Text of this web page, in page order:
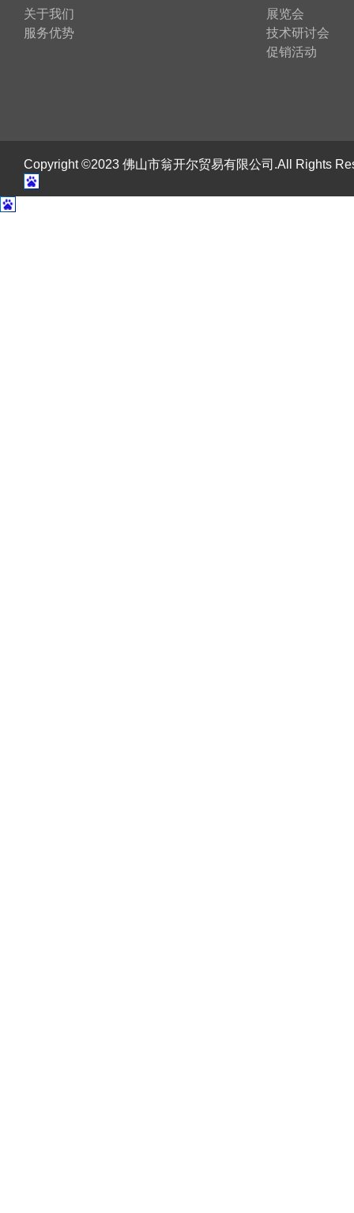
关于我们
服务优势
展览会
技术研讨会
促销活动
Copyright ©2023 佛山市翁开尔贸易有限公司.All Rights